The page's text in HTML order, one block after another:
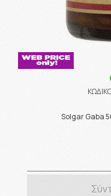
Solgar Gaba